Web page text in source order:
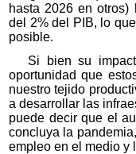
hasta 2026 en
del 2% del PIB, lo
posible.
Si bien su
oportunidad que
nuestro tejido
a desarrollar las
puede decir que el
concluya la
empleo en el medio y